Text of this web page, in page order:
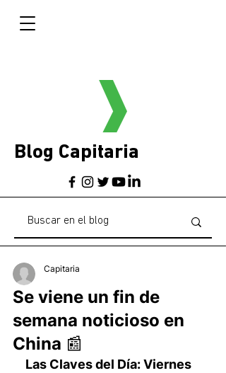
Blog Capitaria
Se viene un fin de
semana noticioso en
China 📰
Capitaria
Las Claves del Día: Viernes